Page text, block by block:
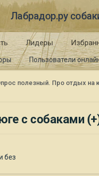
Лабрадор.ру
Пользователи
Лидеры
полезный. Про отдых на
с собаками
без